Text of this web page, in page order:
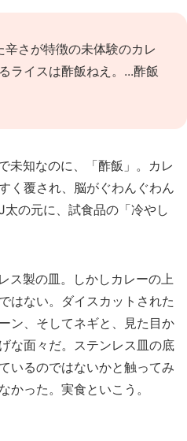
さが特徴の未体験のカレ
ライスは酢飯ねえ。...酢飯
未知なのに、「酢飯」。カレ
く覆され、脳がぐわんぐわん
の元に、試食品の「冷やし
ス製の皿。しかしカレーの上
はない。ダイスカットされた
ン、そしてネギと、見た目か
な面々だ。ステンレス皿の底
いるのではないかと触ってみ
かった。実食といこう。